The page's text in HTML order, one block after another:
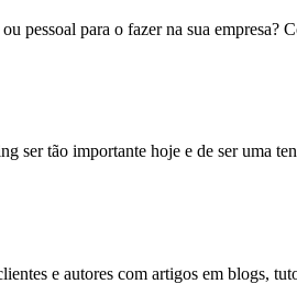
pessoal para o fazer na sua empresa?
ser tão importante hoje e de ser uma
e autores com artigos em blogs,